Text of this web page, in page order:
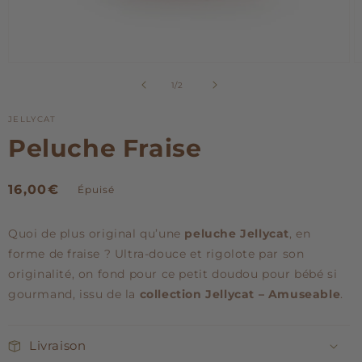
dans
fenêtre
modale
1/
de
2
JELLYCAT
Peluche Fraise
Prix
16,00€ Épuisé
Quoi de plus original qu’une peluche Jellycat, en
forme de fraise ? Ultra-douce et rigolote par son
originalité, on fond pour ce petit doudou pour bébé si
gourmand, issu de la collection Jellycat – Amuseable.
Livraison